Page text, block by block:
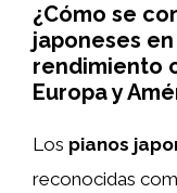
¿Cómo se
japoneses
rendimiento
Europa y
Los pianos
reconocidas